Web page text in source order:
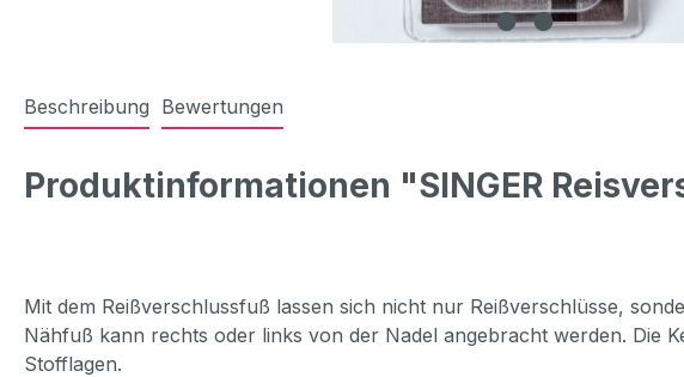
Beschreibung Bewertungen
Produktinformationen "SINGER
Mit dem Reißverschlussfuß lassen sich nicht nur Reißverschlüsse,
Nähfuß kann rechts oder links von der Nadel angebracht werden. Die
Stofflagen.